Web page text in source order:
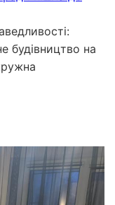
будівництво на